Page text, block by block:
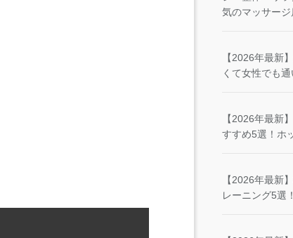
気のマッサージ
【2026年最新
くて女性でも通
【2026年最新
すすめ5選！ホ
【2026年最新
レーニング5選